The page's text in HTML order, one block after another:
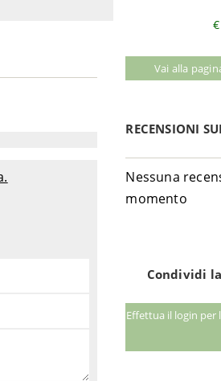
Vai alla
RECENSIONI
Nessuna
momento
Condividi
Effettua il login per